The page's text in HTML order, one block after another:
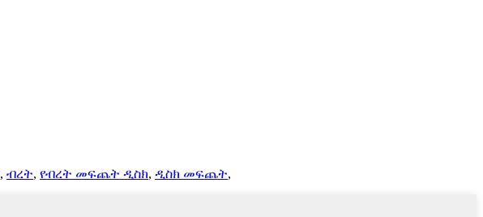
, ብረት, የብረት መፍጨት ዲስክ, ዲስክ መፍጨት,